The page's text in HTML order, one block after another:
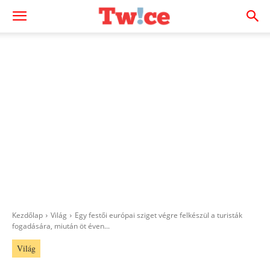
Kezdőlap Világ
Egy festői európai sziget végre felkészül a turisták
fogadására, miután öt éven...
Világ